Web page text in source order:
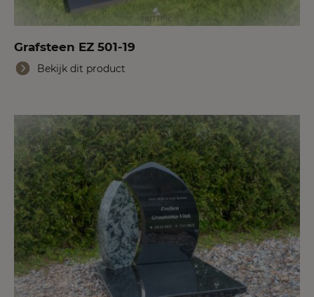
Grafsteen EZ 501-19
Bekijk dit product